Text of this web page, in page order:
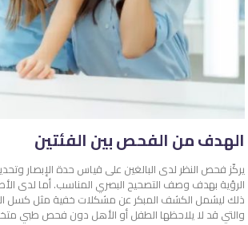
الهدف من الفحص بين الفئتين
يركّز فحص النظر لدى البالغين على قياس حدة الإبصار
الرؤية بهدف وصف التصحيح البصري المناسب. أما لدى
ذلك ليشمل الكشف المبكر عن مشكلات خفية مثل كسل
والتي قد لا يلاحظها الطفل أو الأهل دون فحص طبي